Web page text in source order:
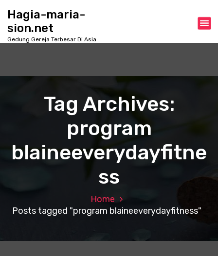
Hagia-maria-
sion.net
Gedung Gereja Terbesar Di Asia
Tag Archives:
program
blaineeverydayfitne
ss
Home
Posts tagged "program blaineeverydayfitness"